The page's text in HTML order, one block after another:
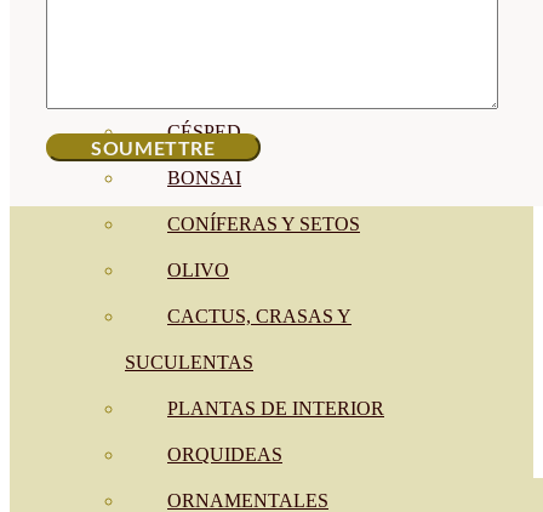
CÉSPED
BONSAI
CONÍFERAS Y SETOS
OLIVO
CACTUS, CRASAS Y
SUCULENTAS
PLANTAS DE INTERIOR
ORQUIDEAS
ORNAMENTALES